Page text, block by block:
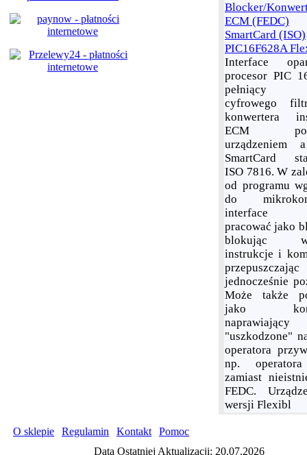
Blocker/
ECM (FEDC)
SmartCard (ISO)
PIC16F628A
Interface
procesor PIC
pełniący
cyfrowego
konwertera
ECM
urządzeniem
SmartCard
ISO 7816. W
od programu
do
interface
pracować jako
blokując
instrukcje i
przepuszczając
jednocześnie
Może także
jako
naprawiający
"uszkodzone"
operatora
np.
zamiast
FEDC.
wersji Flexibl
O sklepie Regulamin Kontakt Pomoc
Data Ostatniej Aktualizacji: 20.07.2026